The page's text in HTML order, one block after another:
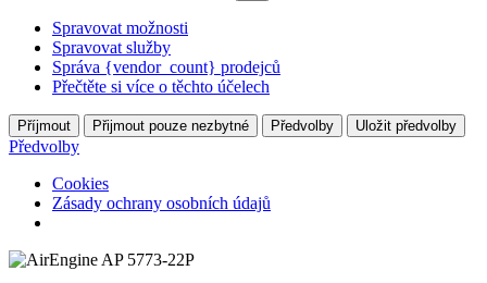
Spravovat možnosti
Spravovat služby
Správa {vendor_count} prodejců
Přečtěte si více o těchto účelech
Příjmout Přijmout pouze nezbytné Předvolby Uložit předvolby
Předvolby
Cookies
Zásady ochrany osobních údajů